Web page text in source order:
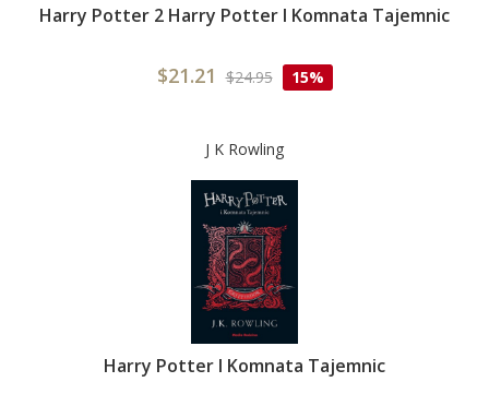
Harry Potter 2 Harry Potter I Komnata Tajemnic
$21.21 $24.95 15%
J K Rowling
Harry Potter I Komnata Tajemnic